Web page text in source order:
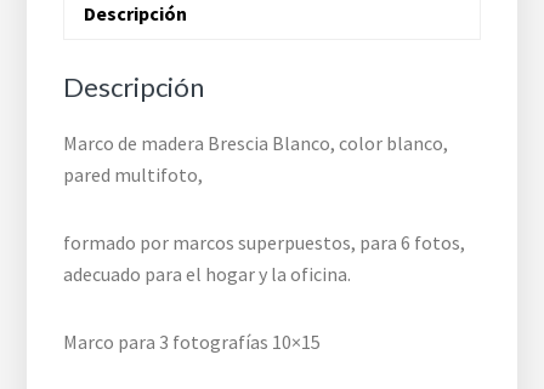
Descripción
Descripción
Marco de madera Brescia Blanco, color blanco,
pared multifoto,
formado por marcos superpuestos, para 6 fotos,
adecuado para el hogar y la oficina.
Marco para 3 fotografías 10×15